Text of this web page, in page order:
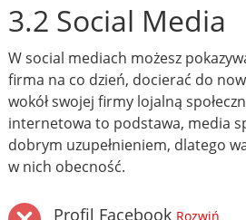
3.2 Social Media
W social mediach możesz
firma na co dzień, docierać do
wokół swojej firmy lojalną
internetowa to podstawa, media
dobrym uzupełnieniem, dlatego
w nich obecność.
Profil Facebook